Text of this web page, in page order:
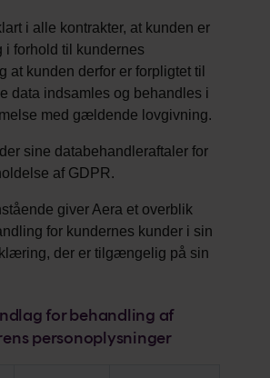
i alle kontrakter, at kunden er
i forhold til kundernes
at kunden derfor er forpligtet til
data indsamles og behandles i
med gældende lovgivning.
sine databehandleraftaler for
af GDPR.
giver Aera et overblik
for kundernes kunder i sin
der er tilgængelig på sin
for behandling af
personoplysninger